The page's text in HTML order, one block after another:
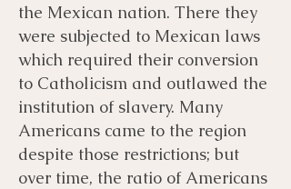
the Mexican nation. There they
were subjected to Mexican laws
which required their conversion
to Catholicism and outlawed the
institution of slavery. Many
Americans came to the region
despite those restrictions; but
over time, the ratio of Americans